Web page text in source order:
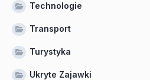
Technologie
Transport
Turystyka
Ukryte Zajawki